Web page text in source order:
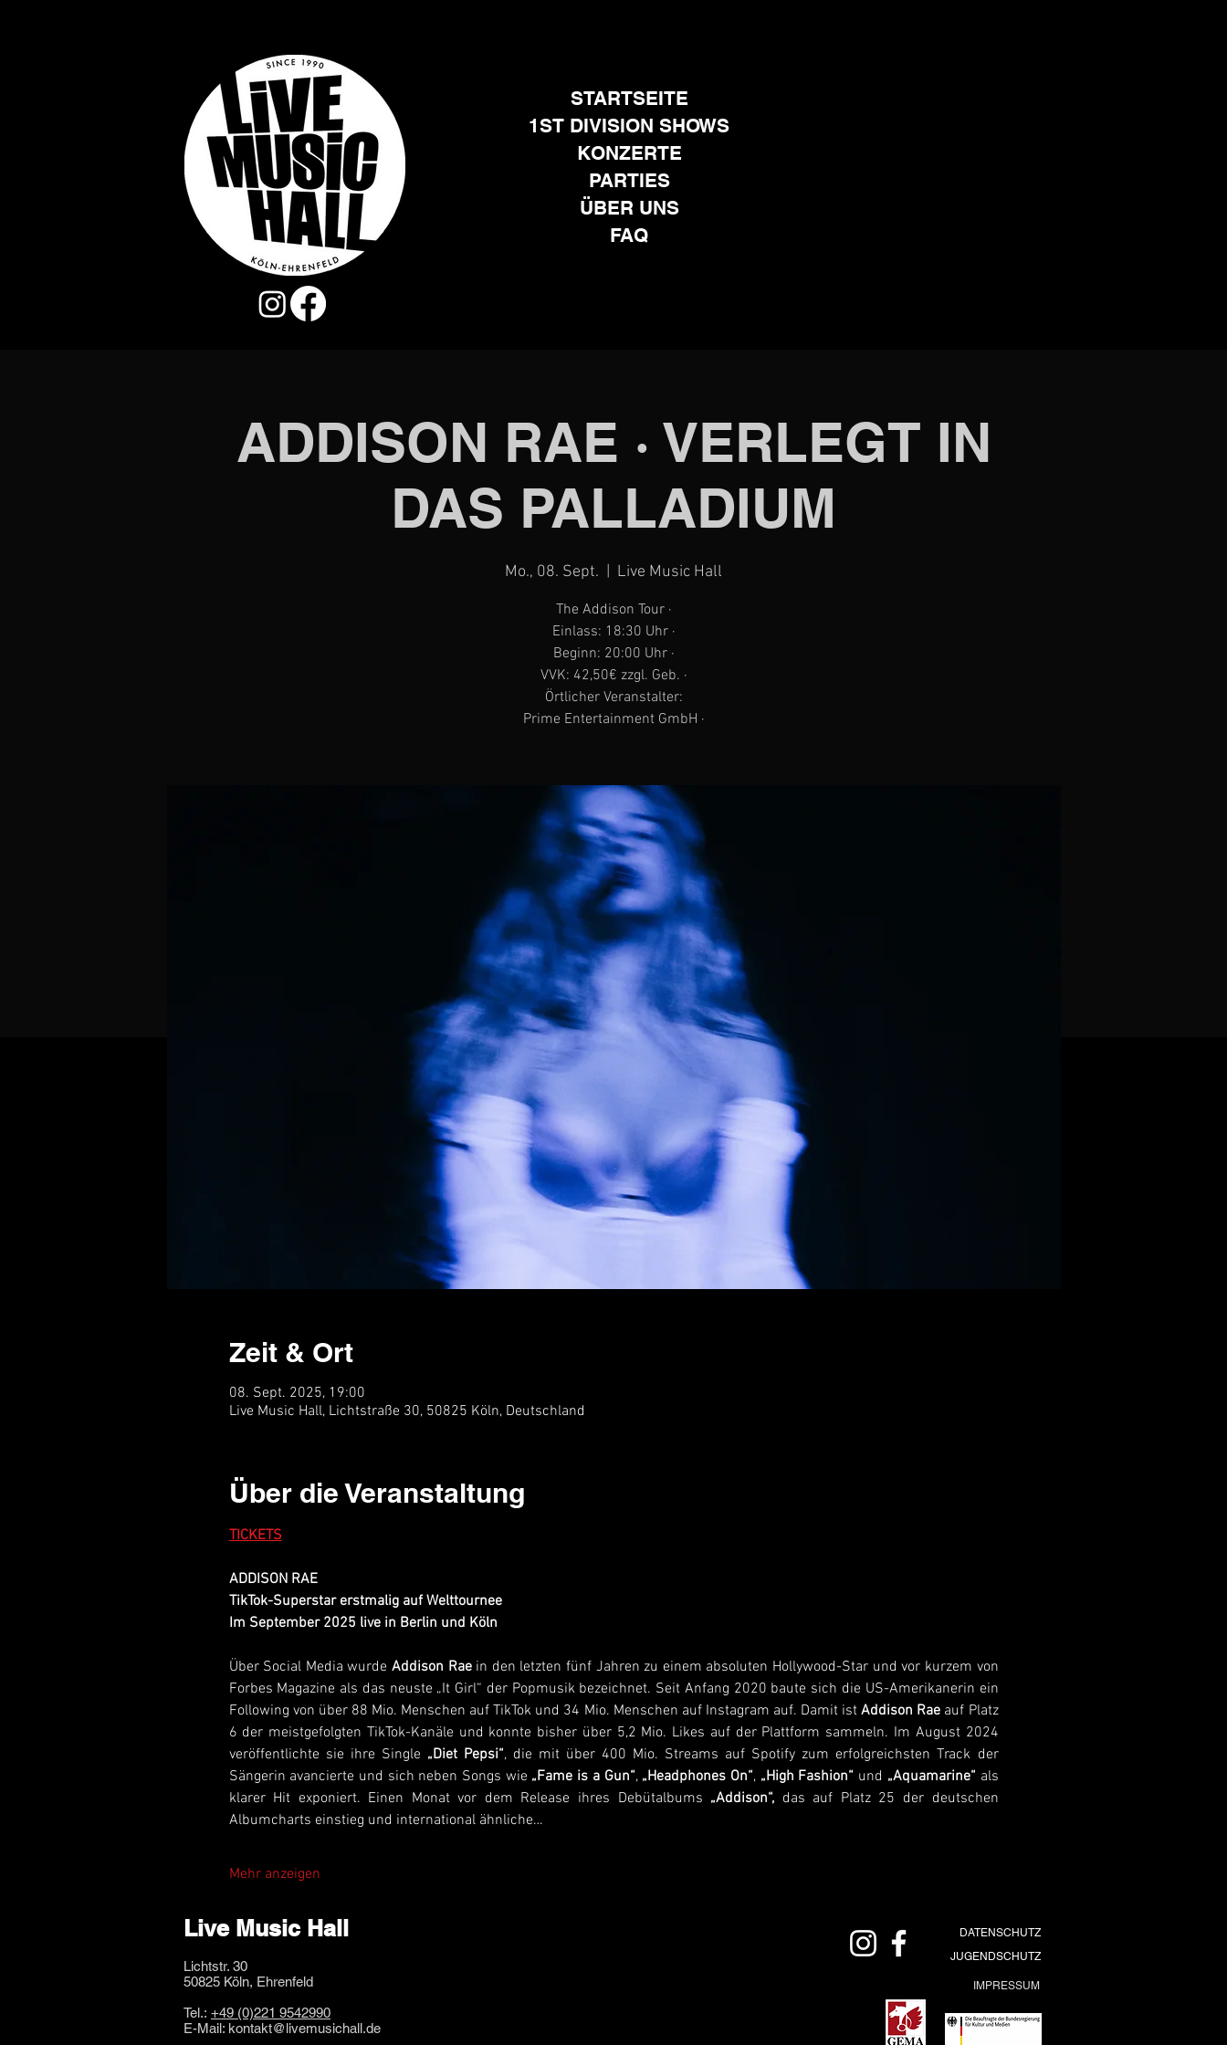
STARTSEITE
1ST DIVISION SHOWS
KONZERTE
PARTIES
ÜBER UNS
FAQ
ADDISON RAE · VERLEGT IN
DAS PALLADIUM
Mo., 08. Sept. Live Music Hall
The Addison Tour ·
Einlass: 18:30 Uhr ·
Beginn: 20:00 Uhr ·
VVK: 42,50€ zzgl. Geb. ·
Örtlicher Veranstalter:
Prime Entertainment GmbH ·
Zeit & Ort
08. Sept. 2025, 19:00
Live Music Hall, Lichtstraße 30, 50825 Köln, Deutschland
Über die Veranstaltung
TICKETS
ADDISON RAE
TikTok-Superstar erstmalig auf Welttournee
Im September 2025 live in Berlin und Köln
Über Social Media wurde Addison Rae in den letzten fünf Jahren zu einem absoluten Hollywood-Star und vor kurzem von
Forbes Magazine als das neuste „It Girl“ der Popmusik bezeichnet. Seit Anfang 2020 baute sich die US-Amerikanerin ein
Following von über 88 Mio. Menschen auf TikTok und 34 Mio. Menschen auf Instagram auf. Damit ist Addison Rae auf Platz
6 der meistgefolgten TikTok-Kanäle und konnte bisher über 5,2 Mio. Likes auf der Plattform sammeln. Im August 2024
veröffentlichte sie ihre Single „Diet Pepsi“, die mit über 400 Mio. Streams auf Spotify zum erfolgreichsten Track der
Sängerin avancierte und sich neben Songs wie „Fame is a Gun“, „Headphones On“, „High Fashion“ und „Aquamarine“ als
klarer Hit exponiert. Einen Monat vor dem Release ihres Debütalbums „Addison“, das auf Platz 25 der deutschen
Albumcharts einstieg und international ähnliche…
Mehr anzeigen
Live Music Hall
Lichtstr. 30
50825 Köln, Ehrenfeld
Tel.: +49 (0)221 9542990
E-Mail: kontakt@livemusichall.de
DATENSCHUTZ
JUGENDSCHUTZ
IMPRESSUM